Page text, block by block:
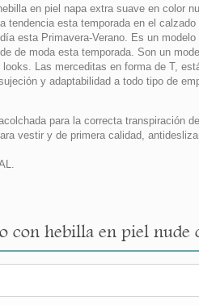
en piel napa extra suave en color
esta temporada en el
esta Primavera-Verano. Es un
de moda esta temporada. Son un
Las merceditas en forma de T,
y adaptabilidad a todo tipo de
para la correcta transpiración
vestir y de primera calidad,
con hebilla en piel nude